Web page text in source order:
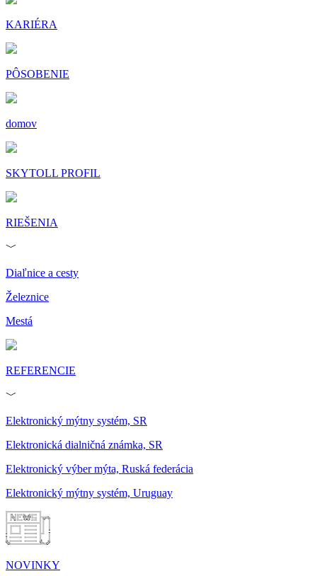
KARIÉRA
PÔSOBENIE
domov
SKYTOLL PROFIL
RIEŠENIA
﹀
Diaľnice a cesty
Železnice
Mestá
REFERENCIE
﹀
Elektronický mýtny systém, SR
Elektronická dialničná známka, SR
Elektronický výber mýta, Ruská federácia
Elektronický mýtny systém, Uruguay
NOVINKY